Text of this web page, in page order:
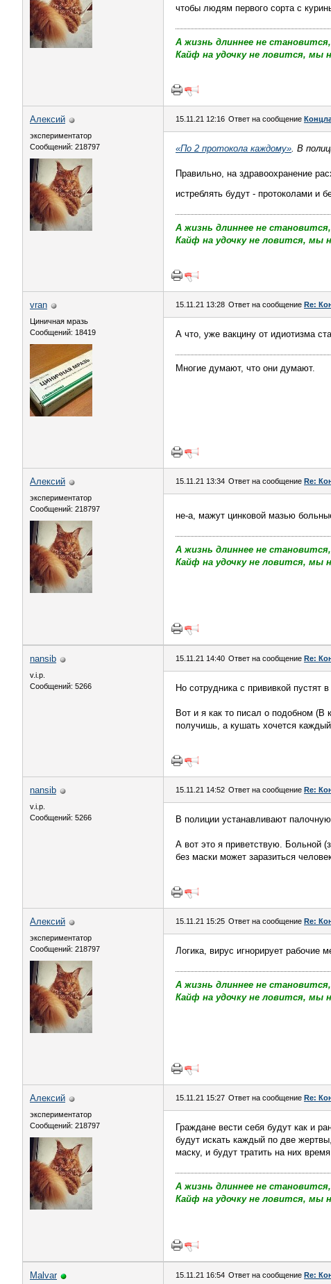
чтобы людям первого сорта с
А жизнь длиннее не
Кайф на удочку не ловится, мы
Алексий
экспериментатор
Сообщений: 218797
15.11.21 12:16 Ответ на сообщение
«По 2 протокола каждому». В
Правильно, на здравоохранение
истреблять будут - протоколами и
А жизнь длиннее не
Кайф на удочку не ловится, мы
vran
Циничная мразь
Сообщений: 18419
15.11.21 13:28 Ответ на сообщение Re:
А что, уже вакцину от идиотизма
Многие думают, что они думают.
Алексий
экспериментатор
Сообщений: 218797
15.11.21 13:34 Ответ на сообщение Re:
не-а, мажут цинковой мазью
А жизнь длиннее не
Кайф на удочку не ловится, мы
nansib
v.i.p.
Сообщений: 5266
15.11.21 14:40 Ответ на сообщение Re:
Но сотрудника с прививкой пустят
Вот и я как то писал о подобном
получишь, а кушать хочется
nansib
v.i.p.
Сообщений: 5266
15.11.21 14:52 Ответ на сообщение Re:
В полиции устанавливают
А вот это я приветствую. Больной
без маски может заразиться
Алексий
экспериментатор
Сообщений: 218797
15.11.21 15:25 Ответ на сообщение Re:
Логика, вирус игнорирует рабочие
А жизнь длиннее не
Кайф на удочку не ловится, мы
Алексий
экспериментатор
Сообщений: 218797
15.11.21 15:27 Ответ на сообщение Re:
Граждане вести себя будут как и
будут искать каждый по две
маску, и будут тратить на них
А жизнь длиннее не
Кайф на удочку не ловится, мы
Malvar 15.11.21 16:54 Ответ на сообщение Re: